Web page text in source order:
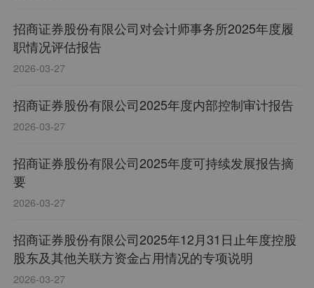
招商证券股份有限公司对会计师事务所2025年度履
职情况评估报告
2026-03-27
招商证券股份有限公司2025年度内部控制审计报告
2026-03-27
招商证券股份有限公司2025年度可持续发展报告摘
要
2026-03-27
招商证券股份有限公司2025年12月31日止年度控股
股东及其他关联方资金占用情况的专项说明
2026-03-27